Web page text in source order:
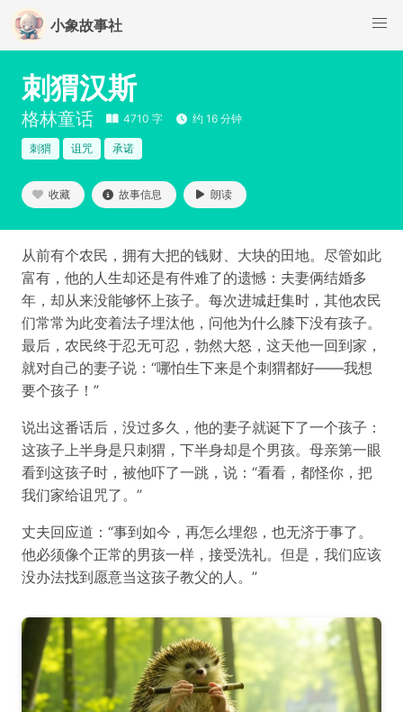
小象故事社
刺猬汉斯
格林童话 4710 字 约 16 分钟
刺猬 诅咒 承诺
收藏 故事信息 朗读
从前有个农民，拥有大把的钱财、大块的田地。尽管如此
富有，他的人生却还是有件难了的遗憾：夫妻俩结婚多
年，却从来没能够怀上孩子。每次进城赶集时，其他农民
们常常为此变着法子埋汰他，问他为什么膝下没有孩子。
最后，农民终于忍无可忍，勃然大怒，这天他一回到家，
就对自己的妻子说：“哪怕生下来是个刺猬都好——我想
要个孩子！”
说出这番话后，没过多久，他的妻子就诞下了一个孩子：
这孩子上半身是只刺猬，下半身却是个男孩。母亲第一眼
看到这孩子时，被他吓了一跳，说：“看看，都怪你，把
我们家给诅咒了。”
丈夫回应道：“事到如今，再怎么埋怨，也无济于事了。
他必须像个正常的男孩一样，接受洗礼。但是，我们应该
没办法找到愿意当这孩子教父的人。”